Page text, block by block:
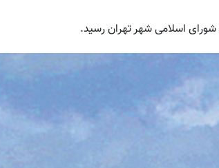
اسلامی شهر تهران رسید.
برخورد تاریخی موشک فالکون
۹ با ماه + فیلم